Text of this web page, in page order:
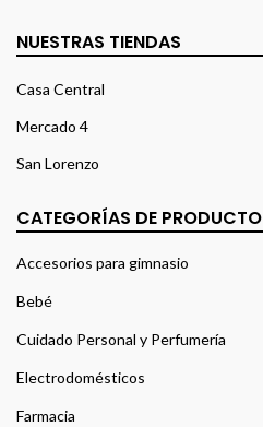
NUESTRAS TIENDAS
Casa Central
Mercado 4
San Lorenzo
CATEGORÍAS DE PRODUCTO
Accesorios para gimnasio
Bebé
Cuidado Personal y Perfumería
Electrodomésticos
Farmacia